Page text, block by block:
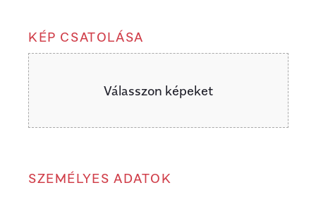
KÉP CSATOLÁSA
Válasszon képeket
SZEMÉLYES ADATOK